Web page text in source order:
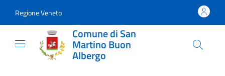
Regione Veneto
Comune di San
Martino Buon
Albergo